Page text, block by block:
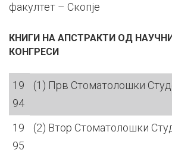
факултет – Скопје
КНИГИ НА АПСТРАКТИ ОД
КОНГРЕСИ
19
94
(1) Прв Стоматолошки
19
95
(2) Втор Стоматолошки